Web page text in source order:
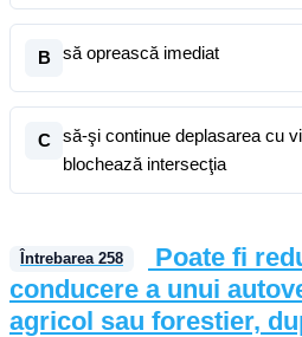
B să oprească imediat
C
să-şi continue deplasarea cu
blochează intersecţia
Întrebarea 258
Poate fi
conducere a unui
agricol sau forestier,